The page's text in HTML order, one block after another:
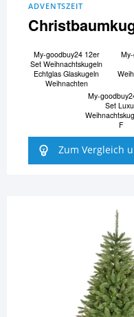
ADVENTSZEIT
My-goodbuy24 12er
Set Weihnachtskugeln
Echtglas Glaskugeln
Weihnachten
My-
Set
F
Zum Vergleich